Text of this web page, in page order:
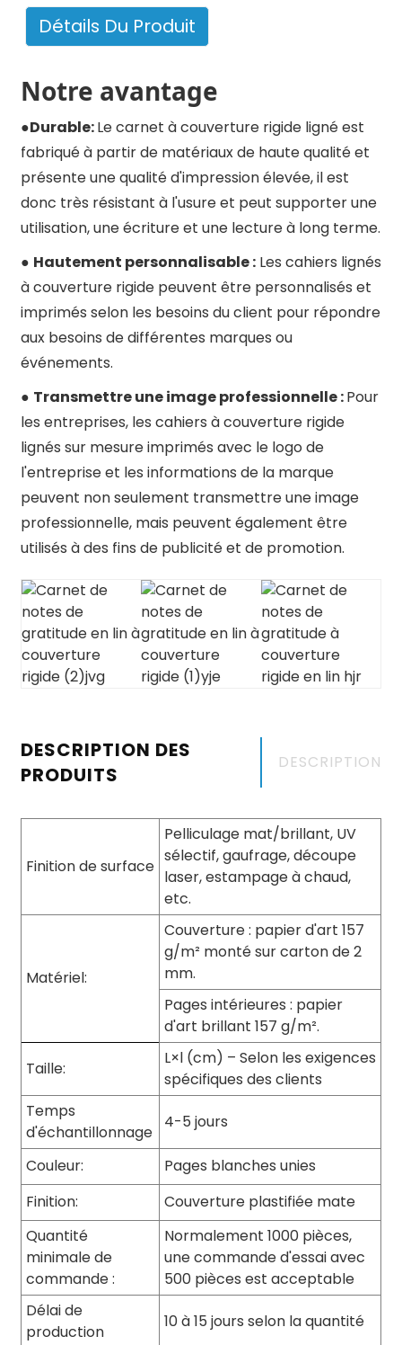
Détails Du Produit
Notre avantage
●Durable:Le carnet à couverture rigide ligné est
fabriqué à partir de matériaux de haute qualité et
présente une qualité d'impression élevée, il est
donc très résistant à l'usure et peut supporter une
utilisation, une écriture et une lecture à long terme.
● Hautement personnalisable :Les cahiers lignés
à couverture rigide peuvent être personnalisés et
imprimés selon les besoins du client pour répondre
aux besoins de différentes marques ou
événements.
● Transmettre une image professionnelle :Pour
les entreprises, les cahiers à couverture rigide
lignés sur mesure imprimés avec le logo de
l'entreprise et les informations de la marque
peuvent non seulement transmettre une image
professionnelle, mais peuvent également être
utilisés à des fins de publicité et de promotion.
DESCRIPTION DES
PRODUITS
DESCRIPTION
Finition de surface
Pelliculage mat/brillant, UV
sélectif, gaufrage, découpe
laser, estampage à chaud,
etc.
Matériel:
Couverture : papier d'art 157
g/m² monté sur carton de 2
mm.
Pages intérieures : papier
d'art brillant 157 g/m².
Taille:
L×l (cm) – Selon les exigences
spécifiques des clients
Temps
d'échantillonnage
4-5 jours
Couleur:
Pages blanches unies
Finition:
Couverture plastifiée mate
Quantité
minimale de
commande :
Normalement 1000 pièces,
une commande d'essai avec
500 pièces est acceptable
Délai de
production
10 à 15 jours selon la quantité